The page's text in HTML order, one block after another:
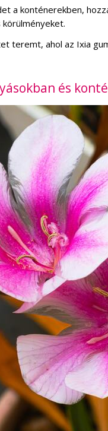
a konténerekben,
teremt, ahol az Ixia
és